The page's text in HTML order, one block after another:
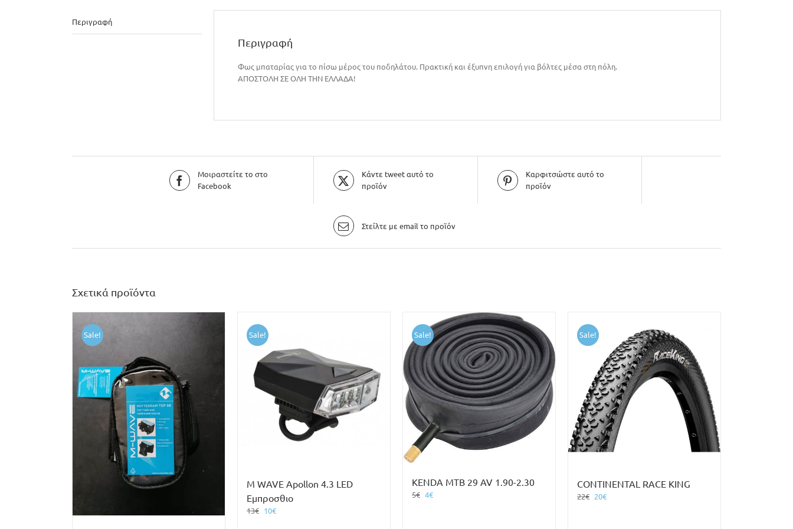
Περιγραφή
Περιγραφή
Φως μπαταρίας για το πίσω μέρος του ποδηλάτου. Πρακτική και έξυπνη επιλογή για βόλτες μέσα στη πόλη.
ΑΠΟΣΤΟΛΗ ΣΕ ΟΛΗ ΤΗΝ ΕΛΛΑΔΑ!
Μοιραστείτε το στο
Facebook
Κάντε tweet αυτό το
προϊόν
Καρφιτσώστε αυτό το
προϊόν
Στείλτε με email το προϊόν
Σχετικά προϊόντα
Sale! Sale!
M WAVE Apollon 4.3 LED
Εμπροσθιο
13€ Original
10€Η
Sale!
KENDA MTB 29 AV 1.90-2.30
5€ Original
4€Η
Sale!
CONTINENTAL RACE KING
22€ Original
20€Η